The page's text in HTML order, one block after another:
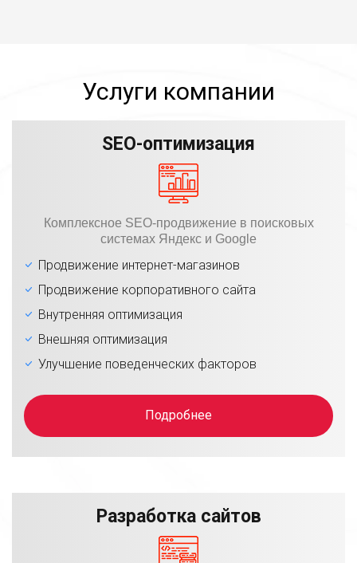
Услуги компании
SEO-оптимизация
Комплексное SEO-продвижение в поисковых
системах Яндекс и Google
Продвижение интернет-магазинов
Продвижение корпоративного сайта
Внутренняя оптимизация
Внешняя оптимизация
Улучшение поведенческих факторов
Подробнее
Разработка сайтов